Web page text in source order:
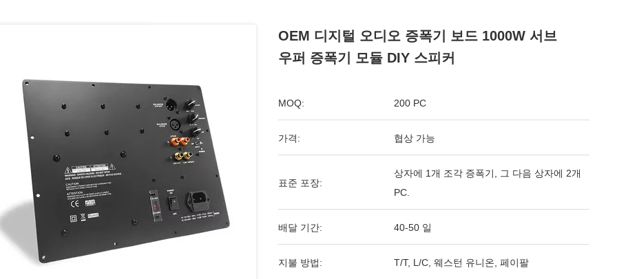
OEM 디지털 오디오 증폭기 보드 1000W 서브
우퍼 증폭기 모듈 DIY 스피커
MOQ: 200 PC
가격: 협상 가능
표준 포장:
상자에 1개 조각 증폭기, 그 다음 상자에 2개
PC.
배달 기간: 40-50 일
지불 방법: T/T, L/C, 웨스턴 유니온, 페이팔